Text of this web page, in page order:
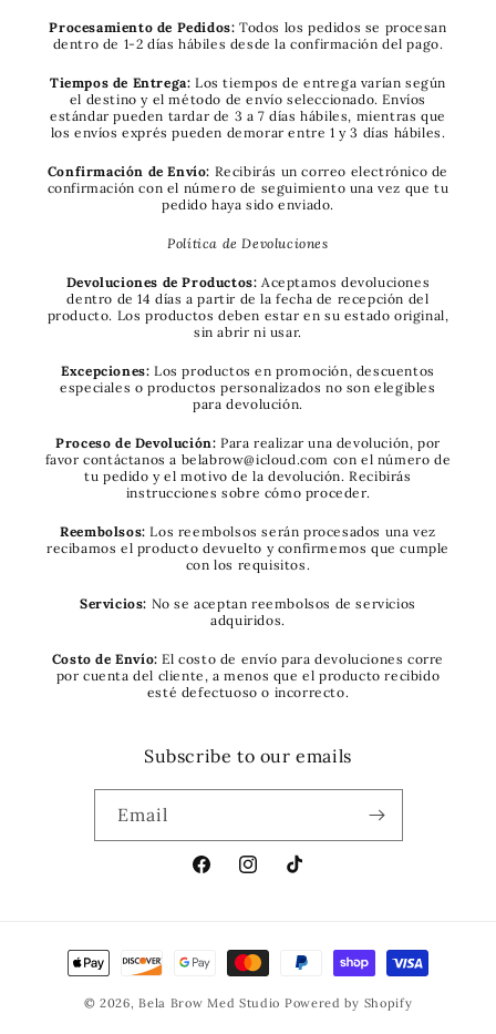
Procesamiento de Pedidos: Todos los pedidos se procesan
dentro de 1-2 días hábiles desde la confirmación del pago.
Tiempos de Entrega: Los tiempos de entrega varían según
el destino y el método de envío seleccionado. Envíos
estándar pueden tardar de 3 a 7 días hábiles, mientras que
los envíos exprés pueden demorar entre 1 y 3 días hábiles.
Confirmación de Envío: Recibirás un correo electrónico de
confirmación con el número de seguimiento una vez que tu
pedido haya sido enviado.
Política de Devoluciones
Devoluciones de Productos: Aceptamos devoluciones
dentro de 14 días a partir de la fecha de recepción del
producto. Los productos deben estar en su estado original,
sin abrir ni usar.
Excepciones: Los productos en promoción, descuentos
especiales o productos personalizados no son elegibles
para devolución.
Proceso de Devolución: Para realizar una devolución, por
favor contáctanos a belabrow@icloud.com con el número de
tu pedido y el motivo de la devolución. Recibirás
instrucciones sobre cómo proceder.
Reembolsos: Los reembolsos serán procesados una vez
recibamos el producto devuelto y confirmemos que cumple
con los requisitos.
Servicios: No se aceptan reembolsos de servicios
adquiridos.
Costo de Envío: El costo de envío para devoluciones corre
por cuenta del cliente, a menos que el producto recibido
esté defectuoso o incorrecto.
Subscribe to our emails
Email
FacebookInstagramTikTok
Payment
methods
© 2026,Bela Brow Med Studio Powered by Shopify